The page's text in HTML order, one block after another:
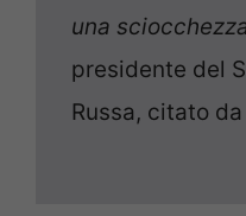
una
presidente del
Russa, citato da